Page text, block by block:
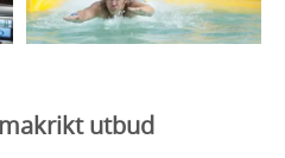
utbud